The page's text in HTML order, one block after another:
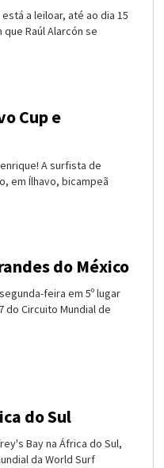
a leiloar, até ao dia 15
Raúl Alarcón se
Cup e
A surfista de
em Ílhavo, bicampeã
do México
feira em 5º lugar
do Circuito Mundial de
do Sul
Bay na África do Sul,
da World Surf